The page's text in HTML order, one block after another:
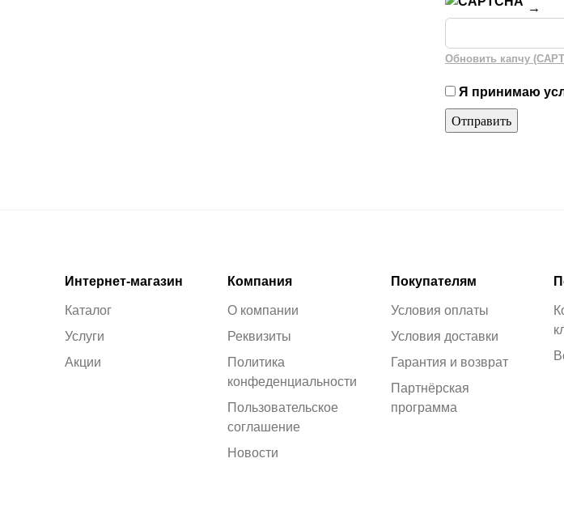
→
Обновить капчу
Я принимаю
Интернет-магазин
Каталог
Услуги
Акции
Компания
О компании
Реквизиты
Политика
конфеденциальности
Пользовательское
соглашение
Новости
Покупателям
Условия оплаты
Условия доставки
Гарантия и возврат
Партнёрская
программа